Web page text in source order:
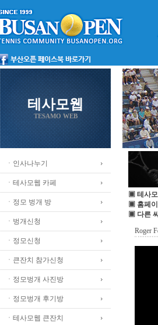
테사모웹
TESAMO WEB
ㆍ인사나누기
ㆍ테사모웹 카페
ㆍ정모 벙개 방
ㆍ벙개신청
ㆍ정모신청
ㆍ큰잔치 참가신청
ㆍ정모벙개 사진방
ㆍ정모벙개 후기방
ㆍ테사모웹 큰잔치
▣ 테사
▣ 홈페
▣ 다른
Roger